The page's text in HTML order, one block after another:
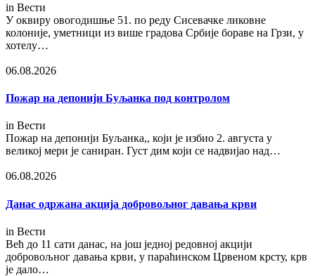
in Вести
У оквиру овогодишње 51. по реду Сисевачке ликовне
колоније, уметници из више градова Србије бораве на Грзи, у
хотелу…
06.08.2026
Пожар на депонији Буљанка под контролом
in Вести
Пожар на депонији Буљанка,, који је избио 2. августа у
великој мери је саниран. Густ дим који се надвијао над…
06.08.2026
Данас одржана акција добровољног давања крви
in Вести
Већ до 11 сати данас, на још једној редовној акцији
добровољног давања крви, у параћинском Црвеном крсту, крв
је дало…